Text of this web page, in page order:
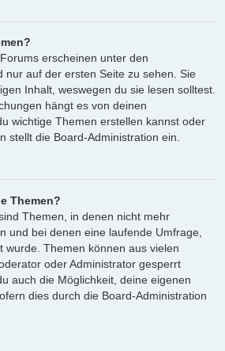
erscheinen unter den
nur auf der ersten Seite zu sehen. Sie
Inhalt, weswegen du sie lesen solltest.
hängt es von deinen
wichtige Themen erstellen kannst oder
stellt die Board-Administration ein.
Themen?
Themen, in denen nicht mehr
und bei denen eine laufende Umfrage,
wurde. Themen können aus vielen
oder Administrator gesperrt
auch die Möglichkeit, deine eigenen
dies durch die Board-Administration